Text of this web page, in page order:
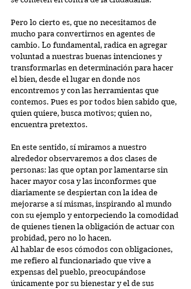
Pero lo cierto es, que no necesitamos de
mucho para convertirnos en agentes de
cambio. Lo fundamental, radica en agregar
voluntad a nuestras buenas intenciones y
transformarlas en determinación para hacer
el bien, desde el lugar en donde nos
encontremos y con las herramientas que
contemos. Pues es por todos bien sabido que,
quien quiere, busca motivos; quien no,
encuentra pretextos.
En este sentido, sí miramos a nuestro
alrededor observaremos a dos clases de
personas: las que optan por lamentarse sin
hacer mayor cosa y las inconformes que
diariamente se despiertan con la idea de
mejorarse a sí mismas, inspirando al mundo
con su ejemplo y entorpeciendo la comodidad
de quienes tienen la obligación de actuar con
probidad, pero no lo hacen.
Al hablar de esos cómodos con obligaciones,
me refiero al funcionariado que vive a
expensas del pueblo, preocupándose
únicamente por su bienestar y el de sus